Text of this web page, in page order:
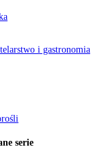
i gastronomia
serie